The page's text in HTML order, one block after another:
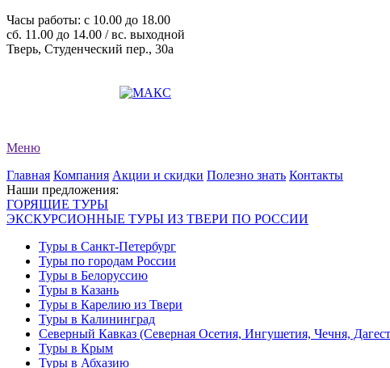
Часы работы: c 10.00 до 18.00
сб. 11.00 до 14.00 / вс. выходной
Тверь, Студенческий пер., 30а
Меню
Главная Компания Акции и скидки Полезно знать Контакты
Наши предложения:
ГОРЯЩИЕ ТУРЫ
ЭКСКУРСИОННЫЕ ТУРЫ ИЗ ТВЕРИ ПО РОССИИ
Туры в Санкт-Петербург
Туры по городам России
Туры в Белоруссию
Туры в Казань
Туры в Карелию из Твери
Туры в Калининград
Северный Кавказ (Северная Осетия, Ингушетия, Чечня,
Туры в Крым
Туры в Абхазию